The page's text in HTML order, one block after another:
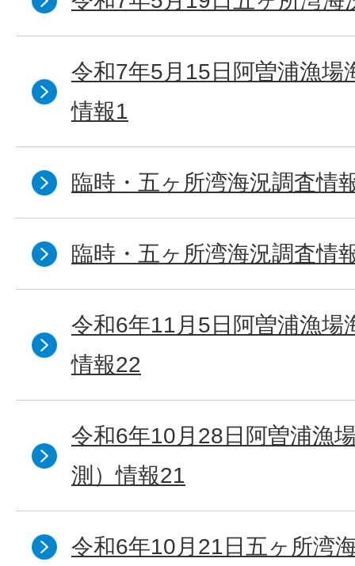
令和7年5月15日阿曽浦漁場
情報1
臨時・五ヶ所湾海況調査情
臨時・五ヶ所湾海況調査情
令和6年11月5日阿曽浦漁場
情報22
令和6年10月28日阿曽浦漁
測）情報21
令和6年10月21日五ヶ所湾